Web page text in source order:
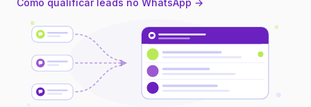
Como qualificar leads no WhatsApp →